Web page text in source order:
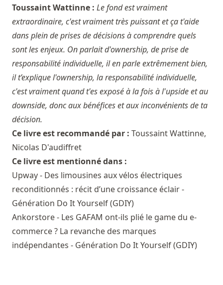
Toussaint Wattinne : Le fond est vraiment
extraordinaire, c'est vraiment très puissant et ça t'aide
dans plein de prises de décisions à comprendre quels
sont les enjeux. On parlait d'ownership, de prise de
responsabilité individuelle, il en parle extrêmement bien,
il t’explique l'ownership, la responsabilité individuelle,
c'est vraiment quand t'es exposé à la fois à l'upside et au
downside, donc aux bénéfices et aux inconvénients de ta
décision.
Ce livre est recommandé par : Toussaint Wattinne,
Nicolas D'audiffret
Ce livre est mentionné dans :
Upway - Des limousines aux vélos électriques
reconditionnés : récit d’une croissance éclair -
Génération Do It Yourself (GDIY)
Ankorstore - Les GAFAM ont-ils plié le game du e-
commerce ? La revanche des marques
indépendantes - Génération Do It Yourself (GDIY)